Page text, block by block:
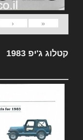
«
‹
קטלוג ג'יפ 1983